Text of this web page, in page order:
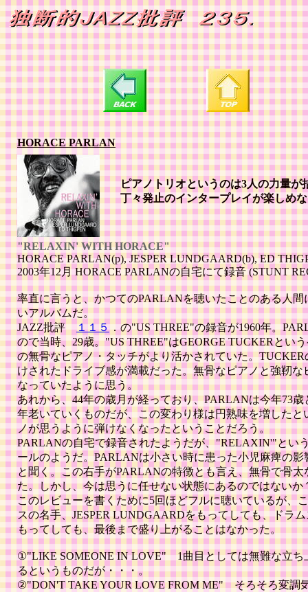
HORACE PARLAN
ピアノトリオというのは3人の力量が
丁々発止のインタープレイが楽しめ
"RELAXIN' WITH HORACE"
HORACE PARLAN(p), JESPER LUNDGAARD(b), ED
2003年12月 HORACE PARLANの自宅にて録音 (STUNT
率直に言うと、かつてのPARLANを聴いたことのある人
いアルバムだ。
JAZZ批評１１５．の"US THREE"の録音が1960年。
ので当時、29歳。"US THREE"はGEORGE TUCKERとい
の無骨なピアノ・タッチがより活かされていた。
けされたドライブ感が満載だった。無骨なピアノと強靭
なっていたように思う。
あれから、44年の歳月が経っており、PARLANは今年73
年老いていくものだが、この変わり様は円熟味を増した
ノが思うように弾けなくなったということだろう。
PARLANの自宅で録音されたようだが、"RELAXIN'"とい
ールのようだ。PARLANは小さい時に患った小児麻痺の
と聞く。この右手がPARLANの特徴とも言え、無骨で骨
た。しかし、今は思うに任せない状態にあるのではないか
このレビューを書くために5回ほどフルに聴いているが、
スの名手、JESPER LUNDGAARDをもってしても、ドラ
もってしても、最後まで盛り上がることはなかった。
①"LIKE SOMEONE IN LOVE"1曲目としては無難な立
るというものだが・・・。
②"DON'T TAKE YOUR LOVE FROM ME" そろそろ変調